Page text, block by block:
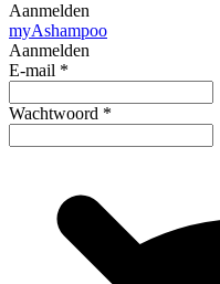
Aanmelden
myAshampoo
Aanmelden
E-mail *
Wachtwoord *